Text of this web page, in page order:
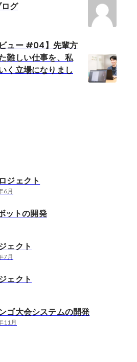
グ
ビュー #04】先輩方
難しい仕事を、私
く立場になりまし
ジェクト
6月
ットの開発
ェクト
7月
ェクト
ゴ大会システムの開発
11月